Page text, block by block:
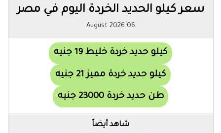
سعر كيلو الحديد الخردة اليوم في مصر
06 August 2026
كيلو حديد خردة خليط 19 جنيه
كيلو حديد خردة مميز 21 جنيه
طن حديد خردة 23000 جنيه
شاهد أيضاً